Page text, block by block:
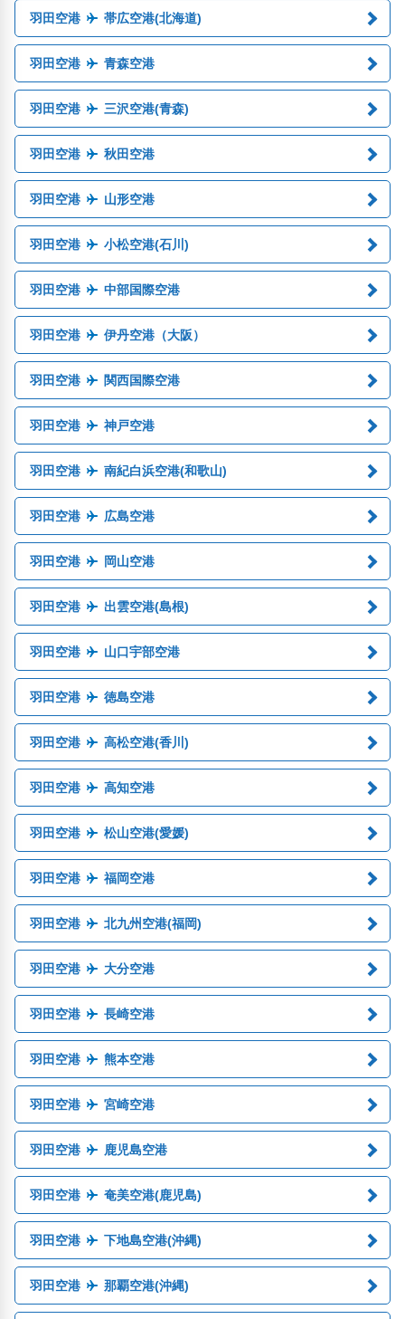
羽田空港 帯広空港(北海道)
羽田空港 青森空港
羽田空港 三沢空港(青森)
羽田空港 秋田空港
羽田空港 山形空港
羽田空港 小松空港(石川)
羽田空港 中部国際空港
羽田空港 伊丹空港（大阪）
羽田空港 関西国際空港
羽田空港 神戸空港
羽田空港 南紀白浜空港(和歌山)
羽田空港 広島空港
羽田空港 岡山空港
羽田空港 出雲空港(島根)
羽田空港 山口宇部空港
羽田空港 徳島空港
羽田空港 高松空港(香川)
羽田空港 高知空港
羽田空港 松山空港(愛媛)
羽田空港 福岡空港
羽田空港 北九州空港(福岡)
羽田空港 大分空港
羽田空港 長崎空港
羽田空港 熊本空港
羽田空港 宮崎空港
羽田空港 鹿児島空港
羽田空港 奄美空港(鹿児島)
羽田空港 下地島空港(沖縄)
羽田空港 那覇空港(沖縄)